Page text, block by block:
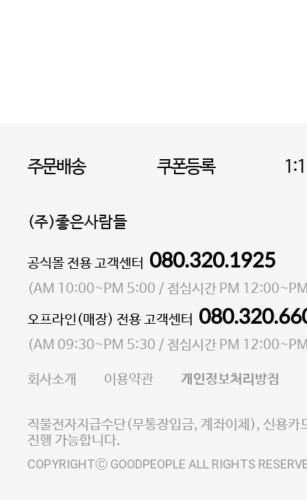
주문배송 쿠폰등록
(주)좋은사람들
대표 이성현,박영환| 개인정보관리책임자 김상현
소재지 서울특별시 마포구 마포대로4다길 41 마포
통신판매업 신고번호 2023-서울마포-3931호
사업자등록번호 105-81-58242
E-MAIL goodpeople@gpin.co.kr
사업자정보확인
이니시스 에스크로 서비
공식몰 전용 고객센터 080.320.1925
(AM 10:00~PM 5:00 / 점심시간 PM
오프라인(매장) 전용 고객센터
(AM 09:30~PM 5:30 / 점심시간 PM
회사소개 이용약관 개인정보처리방침
직불전자지급수단(무통장입금, 계좌이체), 신용카
진행 가능합니다.
COPYRIGHTⒸ GOODPEOPLE ALL RIGHTS